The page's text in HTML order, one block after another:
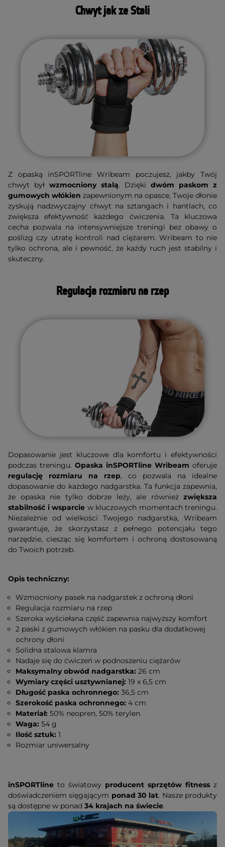
Chwyt jak ze Stali
Z opaską inSPORTline Wribeam poczujesz, jakby Twój
chwyt był wzmocniony stalą. Dzięki dwóm paskom z
gumowych włókien zapewnionym na opasce, Twoje dłonie
zyskują nadzwyczajny chwyt na sztangach i hantlach, co
zwiększa efektywność każdego ćwiczenia. Ta kluczowa
cecha pozwala na intensywniejsze treningi bez obawy o
poślizg czy utratę kontroli nad ciężarem. Wribeam to nie
tylko ochrona, ale i pewność, że każdy ruch jest stabilny i
skuteczny.
Regulacja rozmiaru na rzep
Dopasowanie jest kluczowe dla komfortu i efektywności
podczas treningu. Opaska inSPORTline Wribeam oferuje
regulację rozmiaru na rzep, co pozwala na idealne
dopasowanie do każdego nadgarstka. Ta funkcja zapewnia,
że opaska nie tylko dobrze leży, ale również zwiększa
stabilność i wsparcie w kluczowych momentach treningu.
Niezależnie od wielkości Twojego nadgarstka, Wribeam
gwarantuje, że skorzystasz z pełnego potencjału tego
narzędzie, ciesząc się komfortem i ochroną dostosowaną
do Twoich potrzeb.
Opis techniczny:
Wzmocniony pasek na nadgarstek z ochroną dłoni
Regulacja rozmiaru na rzep
Szeroka wyściełana część zapewnia najwyższy komfort
2 paski z gumowych włókien na pasku dla dodatkowej
ochrony dłoni
Solidna stalowa klamra
Nadaje się do ćwiczeń w podnoszeniu ciężarów
Maksymalny obwód nadgarstka: 26 cm
Wymiary części usztywnianej: 19 x 6,5 cm
Długość paska ochronnego: 36,5 cm
Szerokość paska ochronnego: 4 cm
Materiał: 50% neopren, 50% terylen
Waga: 54 g
Ilość sztuk: 1
Rozmiar uniwersalny
inSPORTline to światowy producent sprzętów fitness z
doświadczeniem sięgającym ponad 30 lat. Nasze produkty
są dostępne w ponad 34 krajach na świecie.